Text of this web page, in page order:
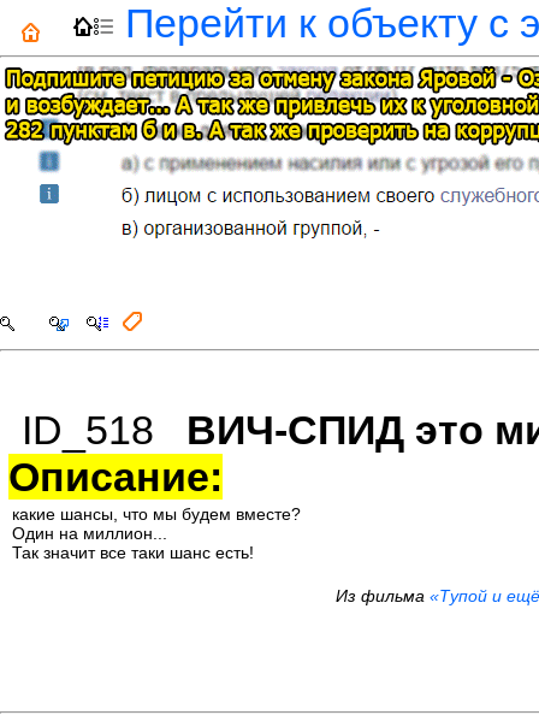
Перейти к объекту с
ID_518 ВИЧ-СПИД это
Описание:
какие шансы, что мы будем вместе?
Один на миллион...
Так значит все таки шанс есть!
Из фильма «Тупой и